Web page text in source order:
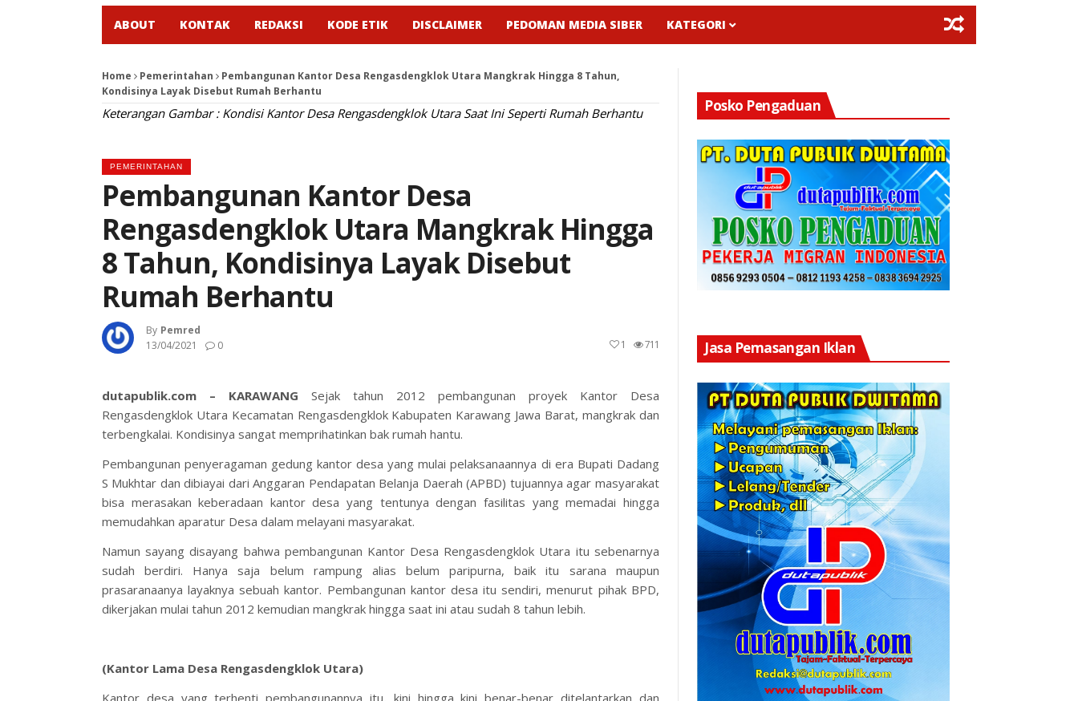
ABOUT KONTAK REDAKSI KODE ETIK DISCLAIMER PEDOMAN MEDIA SIBER KATEGORI
Home Pemerintahan
Pembangunan Kantor Desa Rengasdengklok Utara Mangkrak Hingga 8 Tahun,
Kondisinya Layak Disebut Rumah Berhantu
Keterangan Gambar : Kondisi Kantor Desa Rengasdengklok Utara Saat Ini Seperti Rumah Berhantu
PEMERINTAHAN
Pembangunan Kantor Desa
Rengasdengklok Utara Mangkrak Hingga
8 Tahun, Kondisinya Layak Disebut
Rumah Berhantu
By Pemred
13/04/2021
0 711
1
dutapublik.com – KARAWANG Sejak tahun 2012 pembangunan proyek Kantor Desa
Rengasdengklok Utara Kecamatan Rengasdengklok Kabupaten Karawang Jawa Barat, mangkrak dan
terbengkalai. Kondisinya sangat memprihatinkan bak rumah hantu.
Pembangunan penyeragaman gedung kantor desa yang mulai pelaksanaannya di era Bupati Dadang
S Mukhtar dan dibiayai dari Anggaran Pendapatan Belanja Daerah (APBD) tujuannya agar masyarakat
bisa merasakan keberadaan kantor desa yang tentunya dengan fasilitas yang memadai hingga
memudahkan aparatur Desa dalam melayani masyarakat.
Namun sayang disayang bahwa pembangunan Kantor Desa Rengasdengklok Utara itu sebenarnya
sudah berdiri. Hanya saja belum rampung alias belum paripurna, baik itu sarana maupun
prasaranaanya layaknya sebuah kantor. Pembangunan kantor desa itu sendiri, menurut pihak BPD,
dikerjakan mulai tahun 2012 kemudian mangkrak hingga saat ini atau sudah 8 tahun lebih.
(Kantor Lama Desa Rengasdengklok Utara)
Posko Pengaduan
Jasa Pemasangan Iklan